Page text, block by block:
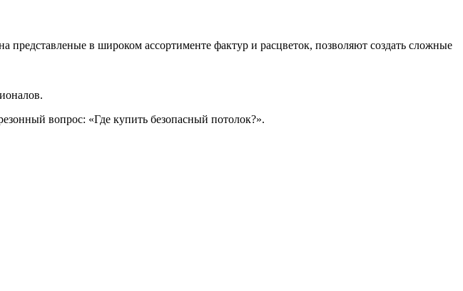
в широком ассортименте фактур и расцветок, позволяют создать сложные
вопрос: «Где купить безопасный потолок?».